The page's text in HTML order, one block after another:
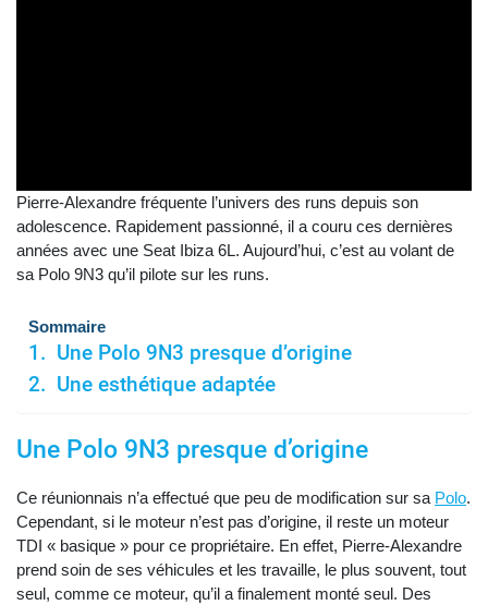
Pierre-Alexandre fréquente l’univers des runs depuis son
adolescence. Rapidement passionné, il a couru ces dernières
années avec une Seat Ibiza 6L. Aujourd’hui, c’est au volant de
sa Polo 9N3 qu’il pilote sur les runs.
Sommaire
Une Polo 9N3 presque d’origine
Une esthétique adaptée
Une Polo 9N3 presque d’origine
Ce réunionnais n’a effectué que peu de modification sur sa Polo.
Cependant, si le moteur n’est pas d’origine, il reste un moteur
TDI « basique » pour ce propriétaire. En effet, Pierre-Alexandre
prend soin de ses véhicules et les travaille, le plus souvent, tout
seul, comme ce moteur, qu’il a finalement monté seul. Des